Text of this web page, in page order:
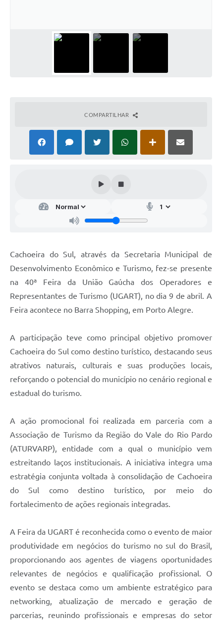
Serviços Online
COMPARTILHAR
Cachoeira do Sul, através da Secretaria Municipal de
Desenvolvimento Econômico e Turismo, fez-se presente
na 40ª Feira da União Gaúcha dos Operadores e
Representantes de Turismo (UGART), no dia 9 de abril. A
Feira acontece no Barra Shopping, em Porto Alegre.
A participação teve como principal objetivo promover
Cachoeira do Sul como destino turístico, destacando seus
atrativos naturais, culturais e suas produções locais,
reforçando o potencial do município no cenário regional e
estadual do turismo.
A ação promocional foi realizada em parceria com a
Associação de Turismo da Região do Vale do Rio Pardo
(ATURVARP), entidade com a qual o município vem
estreitando laços institucionais. A iniciativa integra uma
estratégia conjunta voltada à consolidação de Cachoeira
do Sul como destino turístico, por meio do
fortalecimento de ações regionais integradas.
A Feira da UGART é reconhecida como o evento de maior
produtividade em negócios do turismo no sul do Brasil,
proporcionando aos agentes de viagens oportunidades
relevantes de negócios e qualificação profissional. O
evento se destaca como um ambiente estratégico para
networking, atualização de mercado e geração de
parcerias, reunindo profissionais e empresas do setor